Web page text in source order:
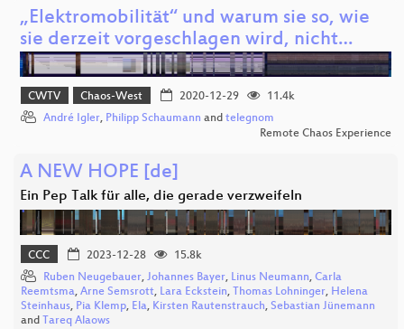
„Elektromobilität“ und warum sie so, wie
sie derzeit vorgeschlagen wird, nicht…
CWTV Chaos-West 2020-12-29
11.4k
André Igler, Philipp Schaumann and telegnom
Remote Chaos Experience
A NEW HOPE [de]
Ein Pep Talk für alle, die gerade verzweifeln
CCC 2023-12-28
15.8k
Ruben Neugebauer, Johannes Bayer, Linus Neumann, Carla
Reemtsma, Arne Semsrott, Lara Eckstein, Thomas Lohninger, Helena
Steinhaus, Pia Klemp, Ela, Kirsten Rautenstrauch, Sebastian Jünemann
and Tareq Alaows